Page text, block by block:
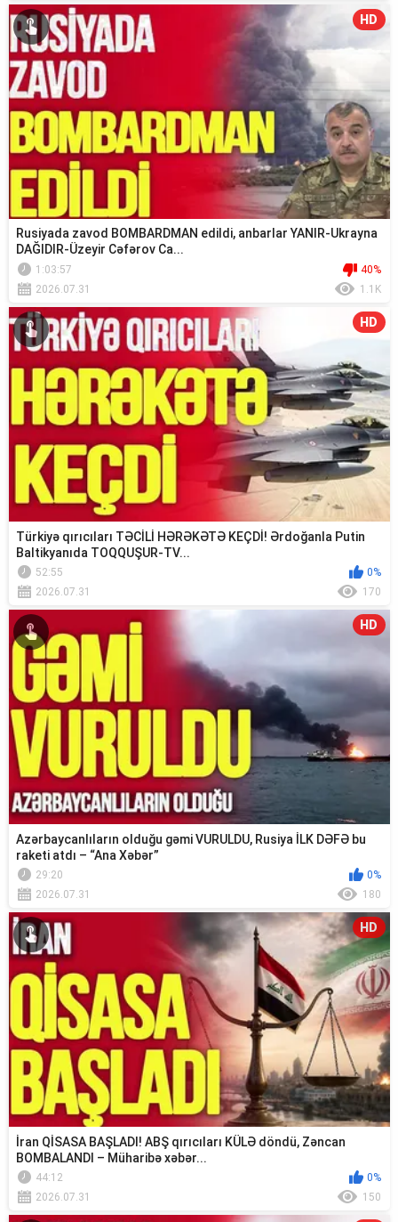
HD
Rusiyada zavod BOMBARDMAN edildi, anbarlar YANIR-Ukrayna
DAĞIDIR-Üzeyir Cəfərov Ca...
1:03:57
40%
2026.07.31
1.1K
HD
Türkiyə qırıcıları TƏCİLİ HƏRƏKƏTƏ KEÇDİ! Ərdoğanla Putin
Baltikyanıda TOQQUŞUR-TV...
52:55
0%
2026.07.31
170
HD
Azərbaycanlıların olduğu gəmi VURULDU, Rusiya İLK DƏFƏ bu
raketi atdı – “Ana Xəbər”
29:20
0%
2026.07.31
180
HD
İran QİSASA BAŞLADI! ABŞ qırıcıları KÜLƏ döndü, Zəncan
BOMBALANDI – Müharibə xəbər...
44:12
0%
2026.07.31
150